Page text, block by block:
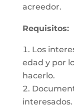
acreedor.
Requisitos:
Los
edad y por
hacerlo.